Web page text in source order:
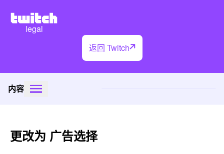
legal
返回 Twitch
内容
更改为 广告选择